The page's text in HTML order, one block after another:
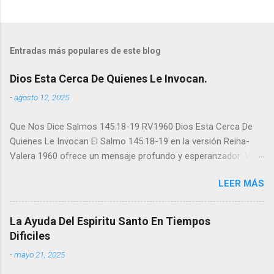
Entradas más populares de este blog
Dios Esta Cerca De Quienes Le Invocan.
-agosto 12, 2025
Que Nos Dice Salmos 145:18-19 RV1960 Dios Esta Cerca De
Quienes Le Invocan El Salmo 145:18-19 en la versión Reina-
Valera 1960 ofrece un mensaje profundo y esperanzador: V18.
que le invocan de veras. V19. “Cumplirá el deseo de los que le
temen; Oirá asimismo el clamor de ellos, y los salvará." Este
pasaje resalta la accesibilidad de Dios para quienes se acercan
a Él con sinceridad y reverencia. La cercanía divina no depende
corazones que claman a su presencia. La promesa es clara:
LEER MÁS
La Ayuda Del Espiritu Santo En Tiempos
Dificiles
-mayo 21, 2025